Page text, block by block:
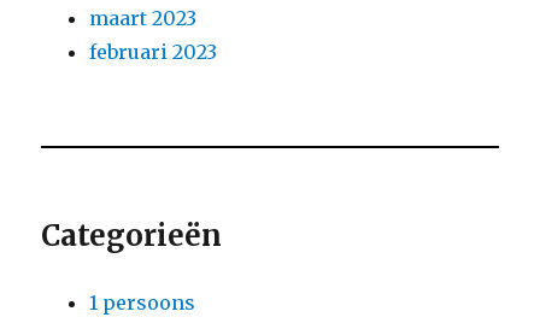
maart 2023
februari 2023
Categorieën
1 persoons